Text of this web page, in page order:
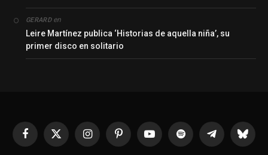
GERARDen
Leire Martínez publica ‘Historias de aquella niña’, su
primer disco en solitario
Facebook
X
InstagramPinterestYouTubeSpotify Telegrama